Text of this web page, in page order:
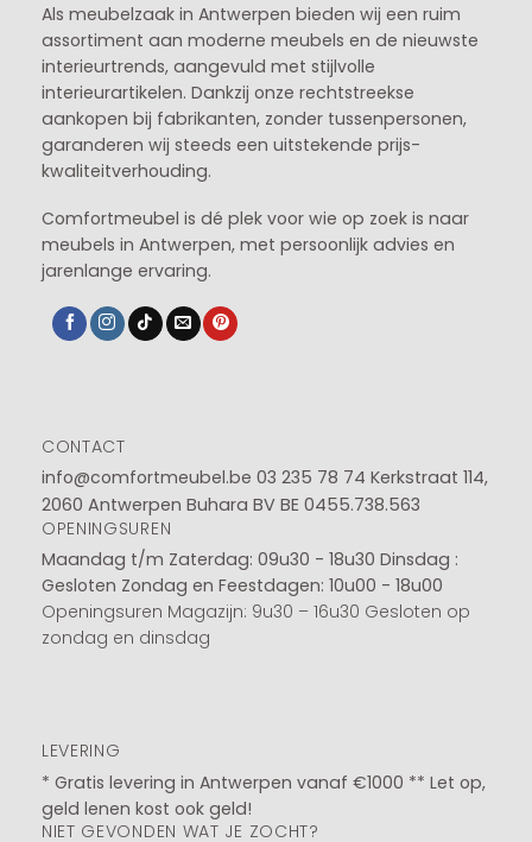
Als meubelzaak in Antwerpen bieden wij een ruim
assortiment aan moderne meubels en de nieuwste
interieurtrends, aangevuld met stijlvolle
interieurartikelen. Dankzij onze rechtstreekse
aankopen bij fabrikanten, zonder tussenpersonen,
garanderen wij steeds een uitstekende prijs-
kwaliteitverhouding.
Comfortmeubel is dé plek voor wie op zoek is naar
meubels in Antwerpen, met persoonlijk advies en
jarenlange ervaring.
CONTACT
info@comfortmeubel.be 03 235 78 74 Kerkstraat 114,
2060 Antwerpen Buhara BV BE 0455.738.563
OPENINGSUREN
Maandag t/m Zaterdag: 09u30 - 18u30 Dinsdag :
Gesloten Zondag en Feestdagen: 10u00 - 18u00
Openingsuren Magazijn: 9u30 – 16u30 Gesloten op
zondag en dinsdag
LEVERING
* Gratis levering in Antwerpen vanaf €1000 ** Let op,
geld lenen kost ook geld!
NIET GEVONDEN WAT JE ZOCHT?